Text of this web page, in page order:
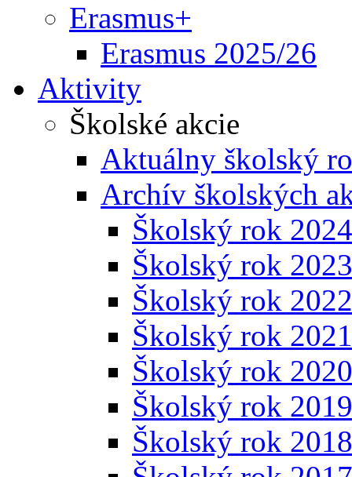
Erasmus+
Erasmus 2025/26
Aktivity
Školské akcie
Aktuálny školský
Archív školských
Školský rok
Školský rok
Školský rok
Školský rok
Školský rok
Školský rok
Školský rok